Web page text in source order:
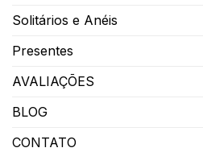
Solitários e Anéis
Presentes
AVALIAÇÕES
BLOG
CONTATO